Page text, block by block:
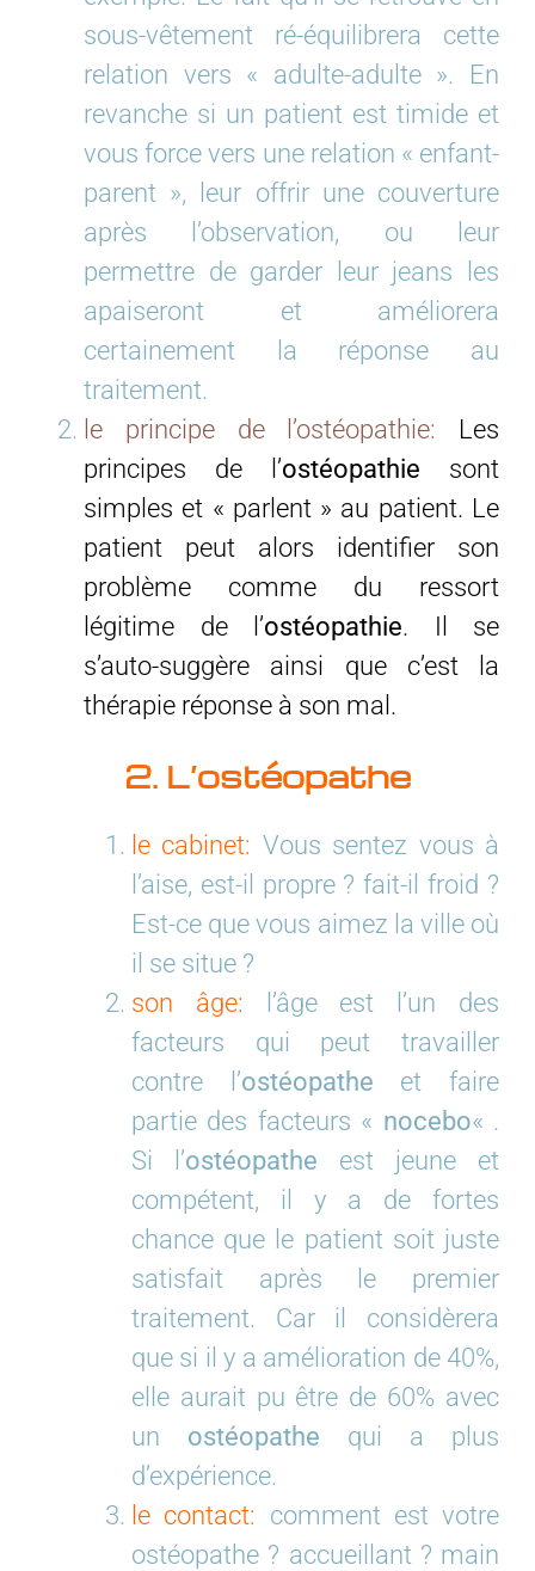
sous-vêtement ré-équilibrera cette
relation vers « adulte-adulte ». En
revanche si un patient est timide et
vous force vers une relation « enfant-
parent », leur offrir une couverture
après l’observation, ou leur
permettre de garder leur jeans les
apaiseront et améliorera
certainement la réponse au
traitement.
le principe de l’ostéopathie: Les
principes de l’ostéopathie sont
simples et « parlent » au patient. Le
patient peut alors identifier son
problème comme du ressort
légitime de l’ostéopathie. Il se
s’auto-suggère ainsi que c’est la
thérapie réponse à son mal.
2. L’ostéopathe
le cabinet: Vous sentez vous à
l’aise, est-il propre ? fait-il froid ?
Est-ce que vous aimez la ville où
il se situe ?
son âge: l’âge est l’un des
facteurs qui peut travailler
contre l’ostéopathe et faire
partie des facteurs « nocebo« .
Si l’ostéopathe est jeune et
compétent, il y a de fortes
chance que le patient soit juste
satisfait après le premier
traitement. Car il considèrera
que si il y a amélioration de 40%,
elle aurait pu être de 60% avec
un ostéopathe qui a plus
d’expérience.
le contact: comment est votre
ostéopathe ? accueillant ? main